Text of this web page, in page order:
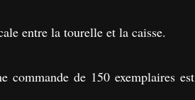
entre la tourelle et la caisse.
commande de 150 exemplaires est